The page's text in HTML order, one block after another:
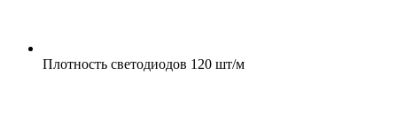
Плотность светодиодов 120 шт/м